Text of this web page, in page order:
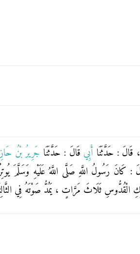
، قَالَ : حَدَّثَنَا أَبِي قَالَ : حَدَّثَنَا جَرِيرُ بْنُ
: كَانَ رَسُولُ اللَّهِ صَلَّى اللَّهُ عَلَيْهِ وَسَلَّمَ
الْقُدُّوسِ ثَلَاثَ مَرَّاتٍ ، يَمُدُّ صَوْتَهُ فِي